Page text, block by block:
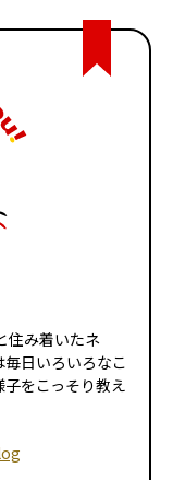
住み着いたネ
日いろいろなこ
をこっそり教え